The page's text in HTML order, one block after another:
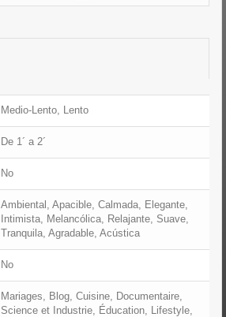
Medio-Lento, Lento
De 1´ a 2´
No
Ambiental, Apacible, Calmada, Elegante,
Intimista, Melancólica, Relajante, Suave,
Tranquila, Agradable, Acústica
No
Mariages, Blog, Cuisine, Documentaire,
Science et Industrie, Éducation, Lifestyle,